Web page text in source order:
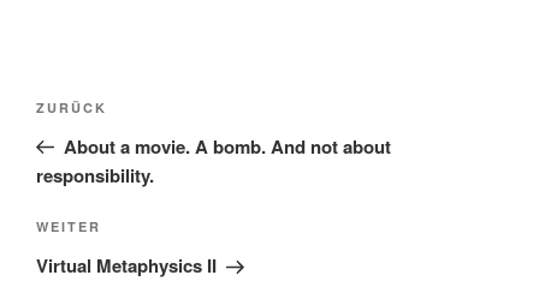
ZURÜCK
About a movie. A bomb. And not about
responsibility.
WEITER
Virtual Metaphysics II